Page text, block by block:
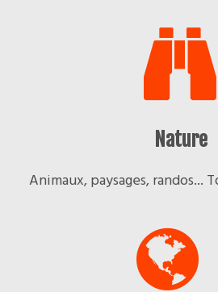
Nature
Animaux, paysages, randos...